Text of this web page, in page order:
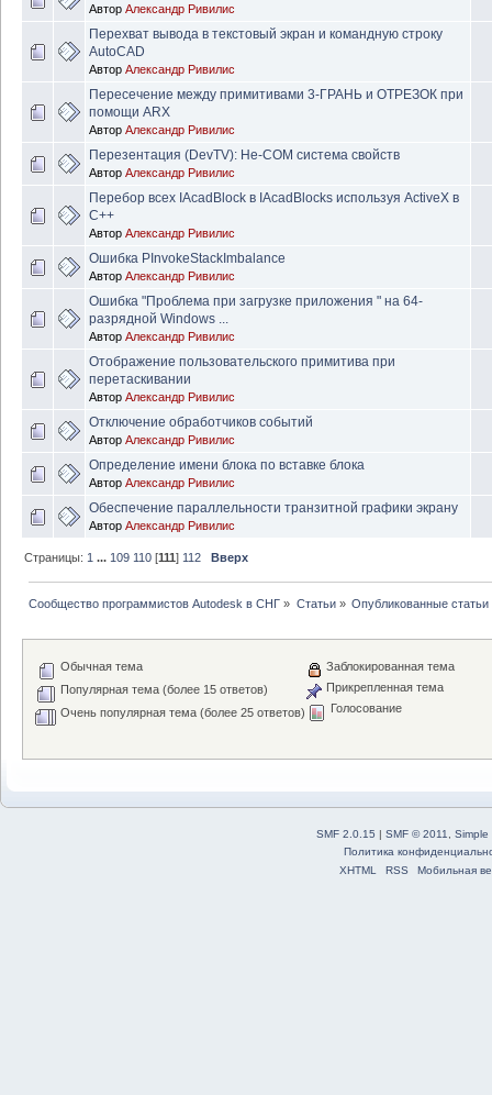
Автор Александр Ривилис
Перехват вывода в текстовый экран и командную строку
AutoCAD
Автор Александр Ривилис
Пересечение между примитивами 3-ГРАНЬ и ОТРЕЗОК при
помощи ARX
Автор Александр Ривилис
Перезентация (DevTV): Не-COM система свойств
Автор Александр Ривилис
Перебор всех IAcadBlock в IAcadBlocks используя ActiveX в
C++
Автор Александр Ривилис
Ошибка PInvokeStackImbalance
Автор Александр Ривилис
Ошибка "Проблема при загрузке приложения " на 64-
разрядной Windows ...
Автор Александр Ривилис
Отображение пользовательского примитива при
перетаскивании
Автор Александр Ривилис
Отключение обработчиков событий
Автор Александр Ривилис
Определение имени блока по вставке блока
Автор Александр Ривилис
Обеспечение параллельности транзитной графики экрану
Автор Александр Ривилис
Страницы: 1 ... 109 110 [111] 112 Вверх
Сообщество программистов Autodesk в СНГ » Статьи» Опубликованные статьи
Обычная тема
Популярная тема (более 15 ответов)
Очень популярная тема (более 25 ответов)
Заблокированная тема
Прикрепленная тема
Голосование
SMF 2.0.15 | SMF © 2011
Simple
Политика
XHTML
RSS Мобильная